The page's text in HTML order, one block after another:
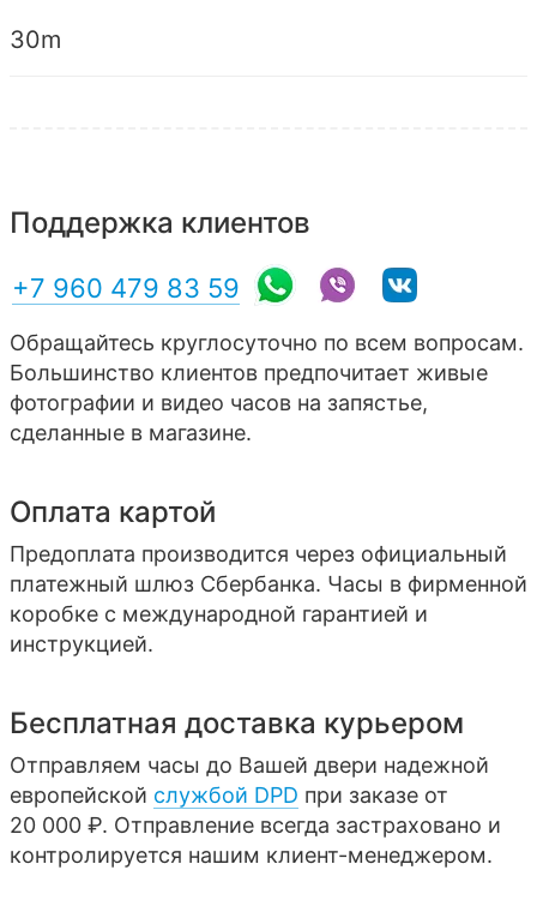
30m
Поддержка клиентов
+7 960 479 83 59
Обращайтесь круглосуточно по всем вопросам.
Большинство клиентов предпочитает живые
фотографии и видео часов на запястье,
сделанные в магазине.
Оплата картой
Предоплата производится через официальный
платежный шлюз Сбербанка. Часы в фирменной
коробке с международной гарантией и
инструкцией.
Бесплатная доставка курьером
Отправляем часы до Вашей двери надежной
европейской службой DPD при заказе от
20 000 ₽. Отправление всегда застраховано и
контролируется нашим клиент-менеджером.